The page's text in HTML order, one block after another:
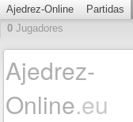
Ajedrez-Online Partidas
0 Jugadores
Ajedrez-
Online.eu